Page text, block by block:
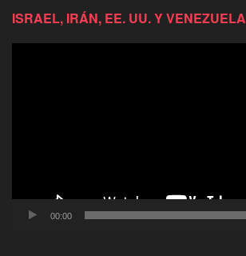
ISRAEL, IRÁN, EE. UU. Y VENEZUELA
00:00